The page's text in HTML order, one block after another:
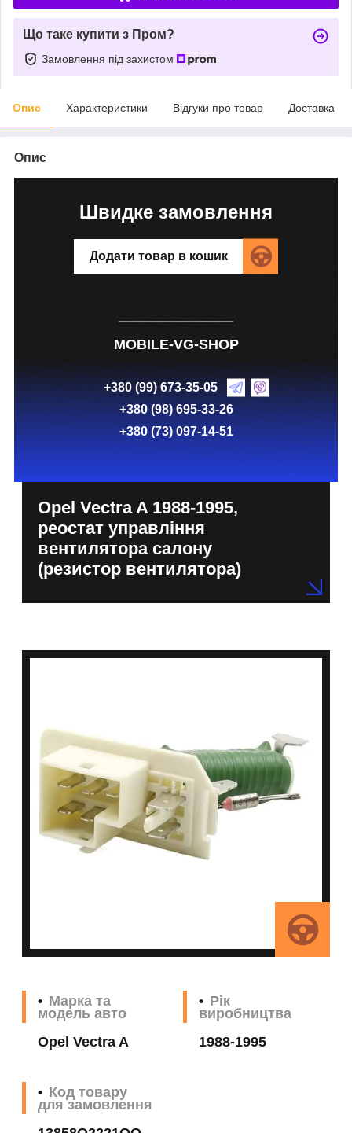
Що таке купити з Пром?
Замовлення під захистом
Опис Характеристики Відгуки про товар Доставка
Опис
Швидке замовлення
Додати товар в кошик
MOBILE-VG-SHOP
+380 (99) 673-35-05
+380 (98) 695-33-26
+380 (73) 097-14-51
Opel Vectra A 1988-1995,
реостат управління
вентилятора салону
(резистор вентилятора)
Марка та
модель авто
Opel Vectra A
Рік
виробництва
1988-1995
Код товару
для замовлення